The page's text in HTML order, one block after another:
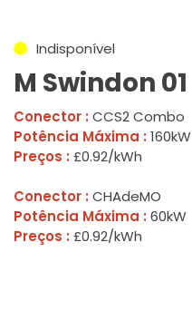
Indisponível
M Swindon 01
Conector : CCS2 Combo
Potência Máxima : 160kW
Preços : £0.92/kWh
Conector : CHAdeMO
Potência Máxima : 60kW
Preços : £0.92/kWh